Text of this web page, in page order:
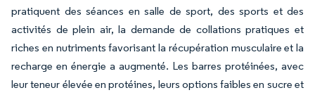
pratiquent des séances en salle de sport, des sports et des
activités de plein air, la demande de collations pratiques et
riches en nutriments favorisant la récupération musculaire et la
recharge en énergie a augmenté. Les barres protéinées, avec
leur teneur élevée en protéines, leurs options faibles en sucre et